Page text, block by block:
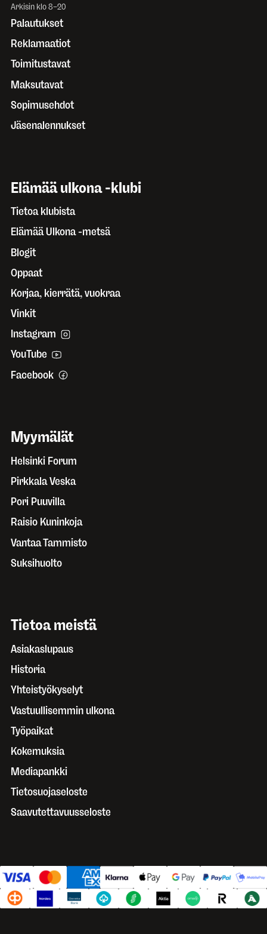
Arkisin klo 8–20
Palautukset
Reklamaatiot
Toimitustavat
Maksutavat
Sopimusehdot
Jäsenalennukset
Elämää ulkona -klubi
Tietoa klubista
Elämää Ulkona -metsä
Blogit
Oppaat
Korjaa, kierrätä, vuokraa
Vinkit
Instagram
YouTube
Facebook
Myymälät
Helsinki Forum
Pirkkala Veska
Pori Puuvilla
Raisio Kuninkoja
Vantaa Tammisto
Suksihuolto
Tietoa meistä
Asiakaslupaus
Historia
Yhteistyökyselyt
Vastuullisemmin ulkona
Työpaikat
Kokemuksia
Mediapankki
Tietosuojaseloste
Saavutettavuusseloste